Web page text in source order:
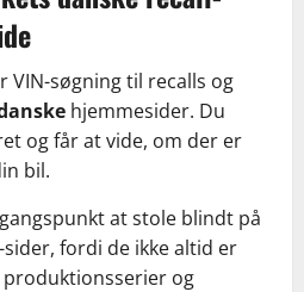
søgning til recalls og
hjemmesider. Du
og får at vide, om der er
bil.
at stole blindt på
sider, fordi de ikke altid er
og